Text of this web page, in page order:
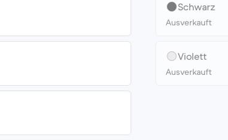
Schwarz
Ausverkauft
Violett
Ausverkauft